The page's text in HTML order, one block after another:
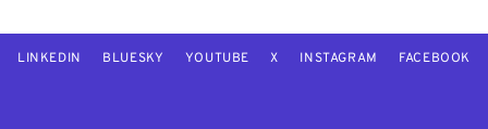
LINKEDIN BLUESKY YOUTUBE X INSTAGRAM FACEBOOK